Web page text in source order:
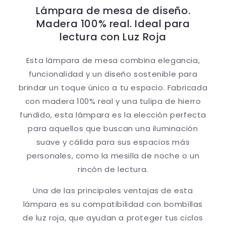
con
Luz
Roja
con
Luz
Roja
Lámpara de mesa de diseño.
Madera 100% real. Ideal para
lectura con Luz Roja
Esta lámpara de mesa combina elegancia,
funcionalidad y un diseño sostenible para
brindar un toque único a tu espacio. Fabricada
con madera 100% real y una tulipa de hierro
fundido, esta lámpara es la elección perfecta
para aquellos que buscan una iluminación
suave y cálida para sus espacios más
personales, como la mesilla de noche o un
rincón de lectura.
Una de las principales ventajas de esta
lámpara es su compatibilidad con bombillas
de luz roja, que ayudan a proteger tus ciclos